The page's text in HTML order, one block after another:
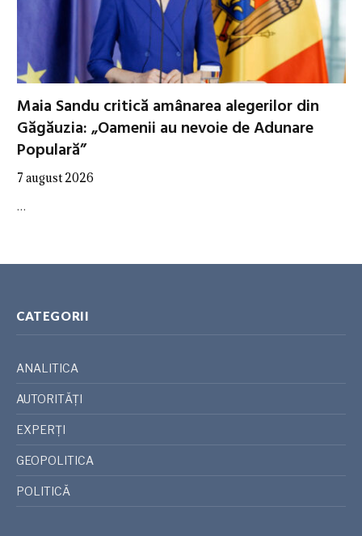
Maia Sandu critică amânarea alegerilor din
Găgăuzia: „Oamenii au nevoie de Adunare
Populară”
7 august 2026
…
CATEGORII
ANALITICA
AUTORITĂȚI
EXPERȚI
GEOPOLITICA
POLITICĂ